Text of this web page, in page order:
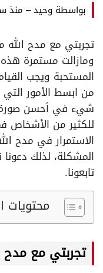
بواسطة وحيد– منذ
تجربتي مع مدح الله
ومازالت مستمرة هذه
المستحبة ويجب
من ابسط الأمور
شيء في أحسن صورة،
للكثير من
الاستمرار في مدح
المشكلة، لذلك
تابعونا.
محتويات
تجربتي مع مدح